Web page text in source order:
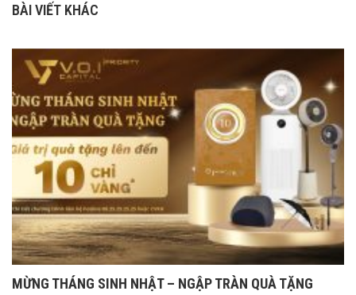
BÀI VIẾT KHÁC
MỪNG THÁNG SINH NHẬT – NGẬP TRÀN QUÀ TẶNG